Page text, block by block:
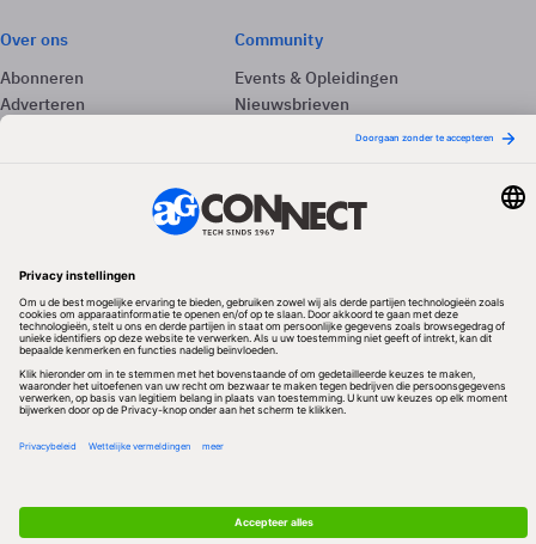
Over ons
Abonneren
Adverteren
Community
Events & Opleidingen
Nieuwsbrieven
Redactionele partner
Privacy & Cookies